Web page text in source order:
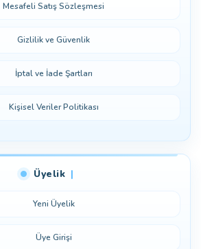
Mesafeli Satış Sözleşmesi
Gizlilik ve Güvenlik
İptal ve İade Şartları
Kişisel Veriler Politikası
Üyelik
Yeni Üyelik
Üye Girişi